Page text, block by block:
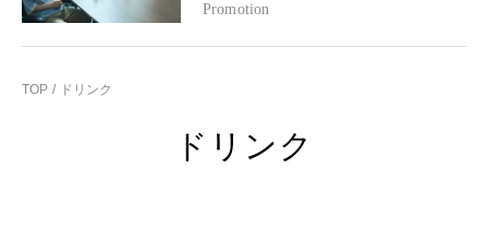
Promotion
TOP ドリンク
ドリンク